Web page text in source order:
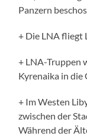
Panzern
+ Die LNA fliegt
+ LNA-Truppen
Kyrenaika in die
+ Im Westen
zwischen der
Während der